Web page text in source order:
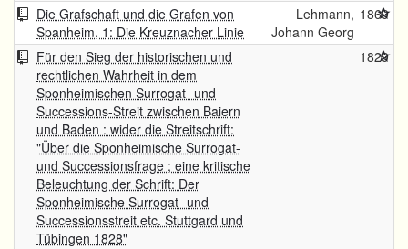
Die Grafschaft und die Grafen von
Spanheim, 1: Die Kreuznacher Linie
Lehmann,
Johann Georg
1869
Für den Sieg der historischen und
rechtlichen Wahrheit in dem
Sponheimischen Surrogat- und
Successions-Streit zwischen Baiern
und Baden : wider die Streitschrift:
"Über die Sponheimische Surrogat-
und Successionsfrage ; eine kritische
Beleuchtung der Schrift: Der
Sponheimische Surrogat- und
Successionsstreit etc. Stuttgard und
Tübingen 1828"
1829